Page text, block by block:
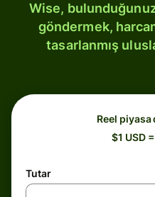
Wise,
göndermek,
tasarlanmış
Reel
$1 USD
Tutar